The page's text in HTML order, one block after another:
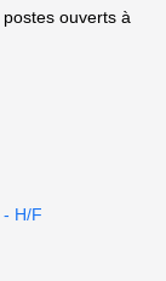
ouverts à
H/F